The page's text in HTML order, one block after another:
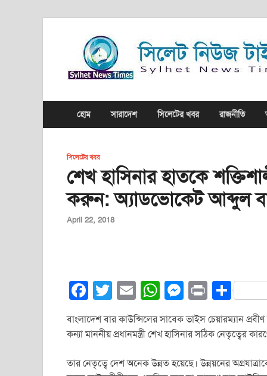
হোম সারাদেশ সিলেটের খবর রাজনীতি
সিলেটের খবর
শেখ হাসিনার হাতকে
করুন: অ্যাডভোকেট আব্দুল
April 22, 2018
F
c
b
T
wi
tt
E
m
ail
W
h
at
A
M
e
ss
n
Pr
in
t
S
h
ar
e
বাংলাদেশ বার কাউন্সিলের সাবেক ভাইস চেয়ারম্যান
কন্যা মাননীয় প্রধানমন্ত্রী শেখ হাসিনার সঠিক নেতৃত্বের
তার নেতৃত্বে দেশ অনেক উন্নত হয়েছে। উন্নয়নের